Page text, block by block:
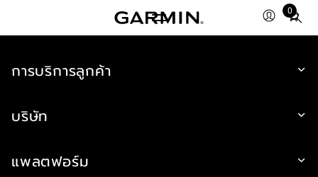
0
Total
การบริการลูกค้า
บริษัท
แพลตฟอร์ม